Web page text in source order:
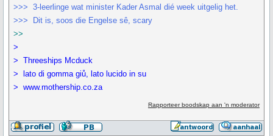
>>> 3-leerlinge wat minister Kader Asmal dié week uitgelig het.
>>> Dit is, soos die Engelse sê, scary
>>
>
> Threeships Mcduck
> lato di gomma giů, lato lucido in su
> www.mothership.co.za
Rapporteer boodskap aan 'n moderator